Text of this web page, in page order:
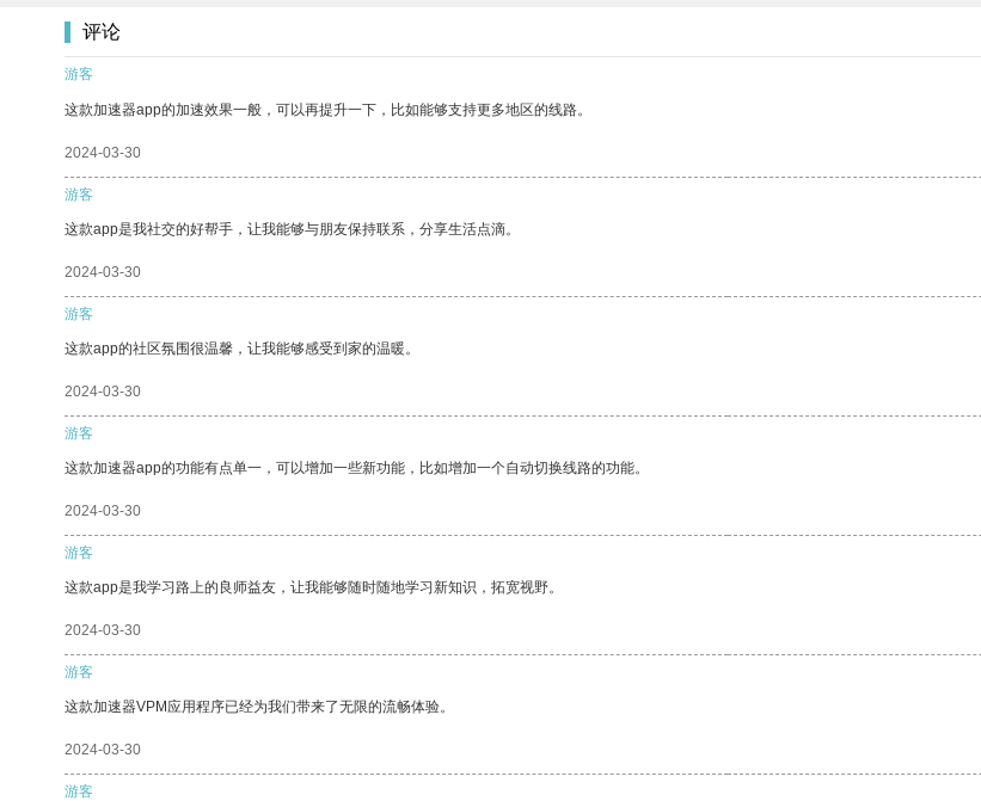
评论
游客
这款加速器app的加速效果一般，可以再提升一下，比如能够支持更多地区的线路。
2024-03-30
游客
这款app是我社交的好帮手，让我能够与朋友保持联系，分享生活点滴。
2024-03-30
游客
这款app的社区氛围很温馨，让我能够感受到家的温暖。
2024-03-30
游客
这款加速器app的功能有点单一，可以增加一些新功能，比如增加一个自动切换线路的功能。
2024-03-30
游客
这款app是我学习路上的良师益友，让我能够随时随地学习新知识，拓宽视野。
2024-03-30
游客
这款加速器VPM应用程序已经为我们带来了无限的流畅体验。
2024-03-30
游客